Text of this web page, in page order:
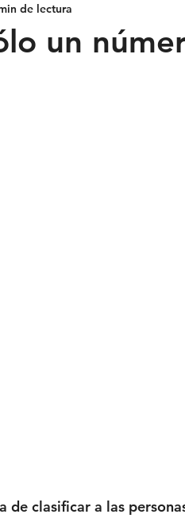
un
de lectura
clasificar a las